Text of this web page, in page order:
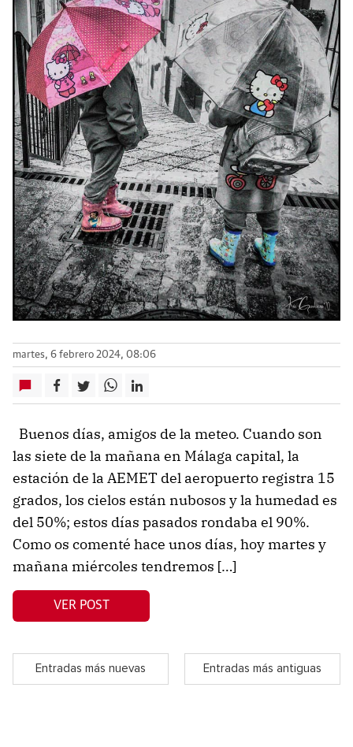
martes, 6 febrero 2024, 08:06
Buenos días, amigos de la meteo. Cuando son
las siete de la mañana en Málaga capital, la
estación de la AEMET del aeropuerto registra 15
grados, los cielos están nubosos y la humedad es
del 50%; estos días pasados rondaba el 90%.
Como os comenté hace unos días, hoy martes y
mañana miércoles tendremos […]
VER POST
Entradas más nuevas Entradas más antiguas